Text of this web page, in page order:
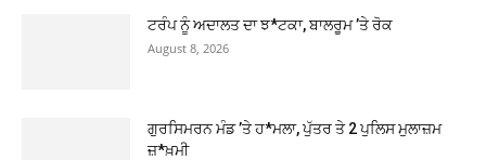
ਟਰੰਪ ਨੂੰ ਅਦਾਲਤ ਦਾ ਝ*ਟਕਾ, ਬਾਲਰੂਮ ’ਤੇ ਰੋਕ
August 8, 2026
ਗੁਰਸਿਮਰਨ ਮੰਡ ’ਤੇ ਹ*ਮਲਾ, ਪੁੱਤਰ ਤੇ 2 ਪੁਲਿਸ ਮੁਲਾਜ਼ਮ
ਜ਼*ਖ਼ਮੀ